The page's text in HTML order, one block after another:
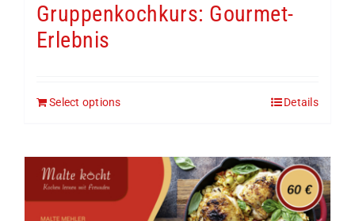
Gruppenkochkurs: Gourmet-
Erlebnis
Select options Details